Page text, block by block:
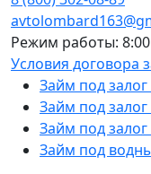
Режим работы: 8:00
Условия договора
Займ под
Займ под
Займ под
Займ под